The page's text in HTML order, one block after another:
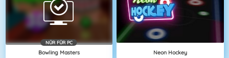
NÜR FÜR PC
Bowling Masters Neon Hockey